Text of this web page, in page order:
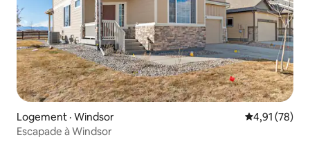
Logement · Windsor Note
4,91 (78)
Escapade à Windsor